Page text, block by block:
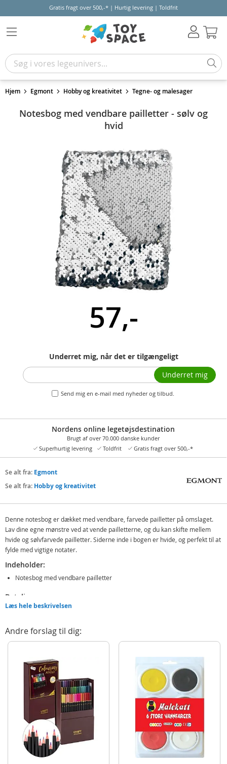
Gratis fragt over 500,-* | Hurtig levering | Toldfrit
Hjem Egmont Hobby og kreativitet Tegne- og malesager
Notesbog med vendbare pailletter - sølv og
hvid
57,-
Underret mig, når det er tilgængeligt
Send mig en e-mail med nyheder og tilbud.
Underret mig
Nordens online legetøjsdestination
Brugt af over 70.000 danske kunder
Superhurtig levering
Toldfrit Gratis fragt over 500,-*
Se alt fra: Egmont
Se alt fra: Hobby og kreativitet
Denne notesbog er dækket med vendbare, farvede pailletter på omslaget.
Lav dine egne mønstre ved at vende pailletterne, og du kan skifte mellem
hvide og sølvfarvede pailletter. Siderne inde i bogen er hvide, og perfekt til at
fylde med vigtige notater.
Indeholder:
Notesbog med vendbare pailletter
Detaljer:
Hvide sider inde i bogen
Produktdetaljer
Model
Læs hele beskrivelsen
Andre forslag til dig: